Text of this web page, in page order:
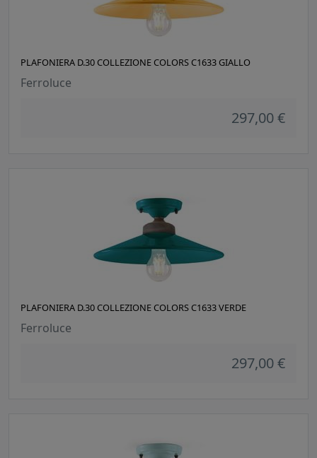
PLAFONIERA D.30 COLLEZIONE COLORS C1633 GIALLO
Ferroluce
297,00 €
PLAFONIERA D.30 COLLEZIONE COLORS C1633 VERDE
Ferroluce
297,00 €